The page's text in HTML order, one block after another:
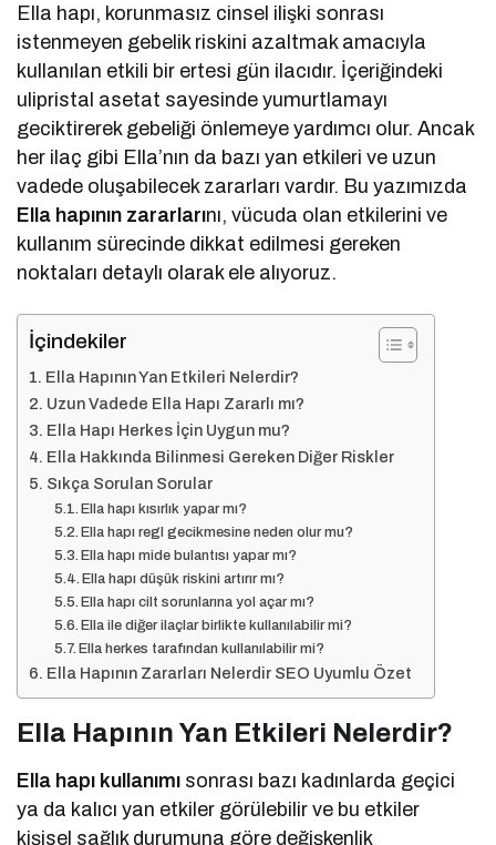
Ella hapı, korunmasız cinsel ilişki sonrası
istenmeyen gebelik riskini azaltmak amacıyla
kullanılan etkili bir ertesi gün ilacıdır. İçeriğindeki
ulipristal asetat sayesinde yumurtlamayı
geciktirerek gebeliği önlemeye yardımcı olur. Ancak
her ilaç gibi Ella’nın da bazı yan etkileri ve uzun
vadede oluşabilecek zararları vardır. Bu yazımızda
Ella hapının zararlarını, vücuda olan etkilerini ve
kullanım sürecinde dikkat edilmesi gereken
noktaları detaylı olarak ele alıyoruz.
İçindekiler
Ella Hapının Yan Etkileri Nelerdir?
Uzun Vadede Ella Hapı Zararlı mı?
Ella Hapı Herkes İçin Uygun mu?
Ella Hakkında Bilinmesi Gereken Diğer Riskler
Sıkça Sorulan Sorular
Ella hapı kısırlık yapar mı?
Ella hapı regl gecikmesine neden olur mu?
Ella hapı mide bulantısı yapar mı?
Ella hapı düşük riskini artırır mı?
Ella hapı cilt sorunlarına yol açar mı?
Ella ile diğer ilaçlar birlikte kullanılabilir mi?
Ella herkes tarafından kullanılabilir mi?
Ella Hapının Zararları Nelerdir SEO Uyumlu Özet
Ella Hapının Yan Etkileri Nelerdir?
Ella hapı kullanımı sonrası bazı kadınlarda geçici
ya da kalıcı yan etkiler görülebilir ve bu etkiler
kişisel sağlık durumuna göre değişkenlik